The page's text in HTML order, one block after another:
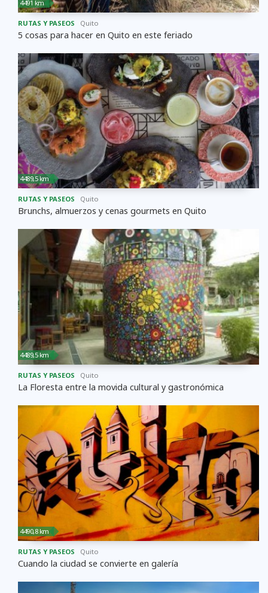
4491 km
RUTAS Y PASEOS Quito
5 cosas para hacer en Quito en este feriado
4489,5 km
RUTAS Y PASEOS Quito
Brunchs, almuerzos y cenas gourmets en Quito
4489,5 km
RUTAS Y PASEOS Quito
La Floresta entre la movida cultural y gastronómica
4490,8 km
RUTAS Y PASEOS Quito
Cuando la ciudad se convierte en galería